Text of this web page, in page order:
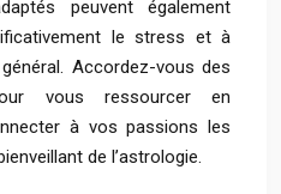
peuvent également
le stress et à
Accordez-vous des
vous ressourcer en
à vos passions les
de l’astrologie.